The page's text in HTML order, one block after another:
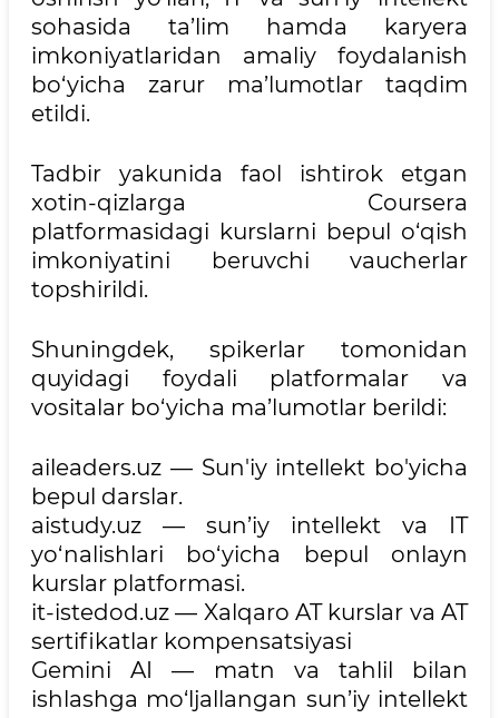
sohasida ta’lim hamda karyera
imkoniyatlaridan amaliy foydalanish
bo‘yicha zarur ma’lumotlar taqdim
etildi.
Tadbir yakunida faol ishtirok etgan
xotin-qizlarga Coursera
platformasidagi kurslarni bepul o‘qish
imkoniyatini beruvchi vaucherlar
topshirildi.
Shuningdek, spikerlar tomonidan
quyidagi foydali platformalar va
vositalar bo‘yicha ma’lumotlar berildi:
aileaders.uz — Sun'iy intellekt bo'yicha
bepul darslar.
aistudy.uz — sun’iy intellekt va IT
yo‘nalishlari bo‘yicha bepul onlayn
kurslar platformasi.
it-istedod.uz — Xalqaro AT kurslar va AT
sertifikatlar kompensatsiyasi
Gemini AI — matn va tahlil bilan
ishlashga mo‘ljallangan sun’iy intellekt